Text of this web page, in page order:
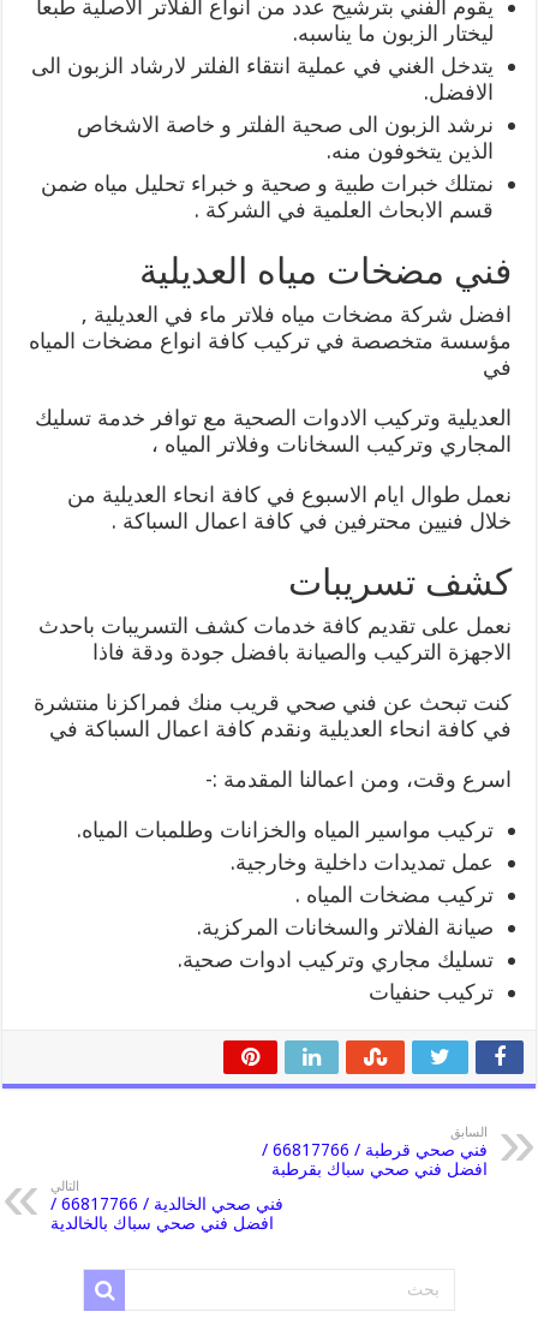
يقوم الفني بترشيح عدد من انواع الفلاتر الاصلية طبعا
ليختار الزبون ما يناسبه.
يتدخل الغني في عملية انتقاء الفلتر لارشاد الزبون الى
الافضل.
نرشد الزبون الى صحية الفلتر و خاصة الاشخاص
الذين يتخوفون منه.
نمتلك خبرات طبية و صحية و خبراء تحليل مياه ضمن
قسم الابحاث العلمية في الشركة .
فني مضخات مياه العديلية
افضل شركة مضخات مياه فلاتر ماء في العديلية ,
مؤسسة متخصصة في تركيب كافة انواع مضخات المياه
في
العديلية وتركيب الادوات الصحية مع توافر خدمة تسليك
المجاري وتركيب السخانات وفلاتر المياه ،
نعمل طوال ايام الاسبوع في كافة انحاء العديلية من
خلال فنيين محترفين في كافة اعمال السباكة .
كشف تسريبات
نعمل على تقديم كافة خدمات كشف التسريبات باحدث
الاجهزة التركيب والصيانة بافضل جودة ودقة فاذا
كنت تبحث عن فني صحي قريب منك فمراكزنا منتشرة
في كافة انحاء العديلية ونقدم كافة اعمال السباكة في
اسرع وقت، ومن اعمالنا المقدمة :-
تركيب مواسير المياه والخزانات وطلمبات المياه.
عمل تمديدات داخلية وخارجية.
تركيب مضخات المياه .
صيانة الفلاتر والسخانات المركزية.
تسليك مجاري وتركيب ادوات صحية.
تركيب حنفيات
السابق
فني صحي قرطبة / 66817766 /
افضل فني صحي سباك بقرطبة
التالي
فني صحي الخالدية / 66817766 /
افضل فني صحي سباك بالخالدية